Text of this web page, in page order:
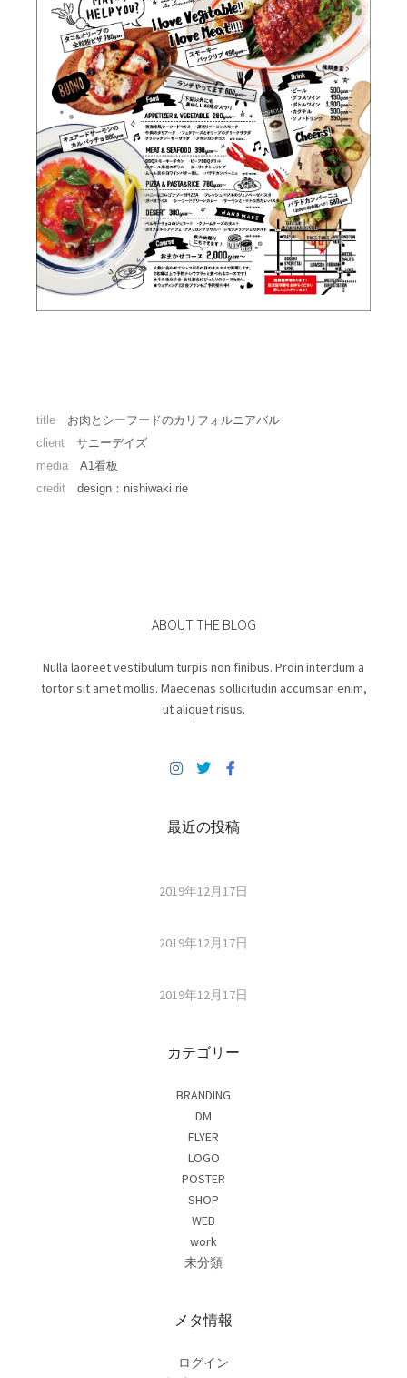
title お肉とシーフードのカリフォルニアバル
client サニーデイズ
media A1看板
credit design：nishiwaki rie
ABOUT THE BLOG
Nulla laoreet vestibulum turpis non finibus. Proin interdum a
tortor sit amet mollis. Maecenas sollicitudin accumsan enim,
ut aliquet risus.
最近の投稿
2019年12月17日
2019年12月17日
2019年12月17日
カテゴリー
BRANDING
DM
FLYER
LOGO
POSTER
SHOP
WEB
work
未分類
メタ情報
ログイン